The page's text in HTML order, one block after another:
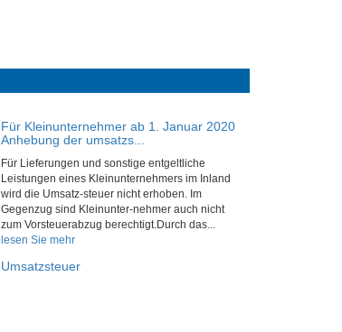
Für Kleinunternehmer ab 1. Januar 2020
Anhebung der umsatzs...
Für Lieferungen und sonstige entgeltliche
Leistungen eines Kleinunternehmers im Inland
wird die Umsatz-steuer nicht erhoben. Im
Gegenzug sind Kleinunter-nehmer auch nicht
zum Vorsteuerabzug berechtigt.Durch das...
lesen Sie mehr
Umsatzsteuer